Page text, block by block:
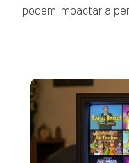
podem impactar a